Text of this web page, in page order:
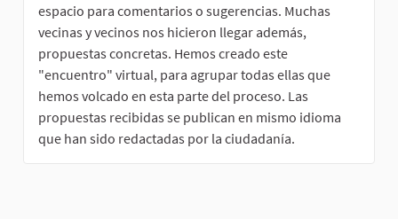
espacio para comentarios o sugerencias. Muchas
vecinas y vecinos nos hicieron llegar además,
propuestas concretas. Hemos creado este
"encuentro" virtual, para agrupar todas ellas que
hemos volcado en esta parte del proceso. Las
propuestas recibidas se publican en mismo idioma
que han sido redactadas por la ciudadanía.